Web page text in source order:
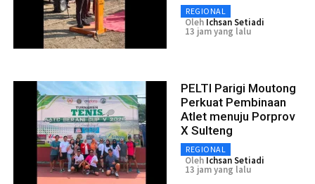
REGIONAL
Oleh Ichsan Setiadi
13 jam yang lalu
PELTI Parigi Moutong
Perkuat Pembinaan
Atlet menuju Porprov
X Sulteng
REGIONAL
Oleh Ichsan Setiadi
13 jam yang lalu